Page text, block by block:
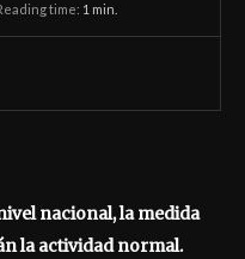
time: 1 min.
nacional, la medida
la actividad normal.